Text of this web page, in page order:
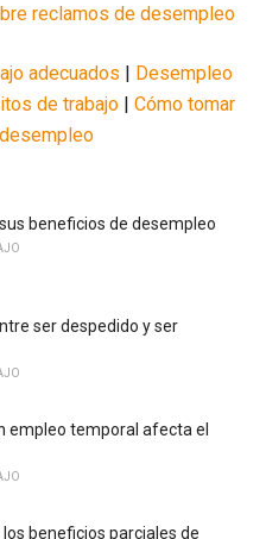
reclamos de desempleo
adecuados | Desempleo
de trabajo | Cómo tomar
beneficios de desempleo
ser despedido y ser
empleo temporal afecta el
beneficios parciales de